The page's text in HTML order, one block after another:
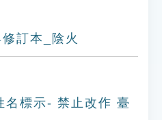
訂本_陰火
名標示- 禁止改作 臺